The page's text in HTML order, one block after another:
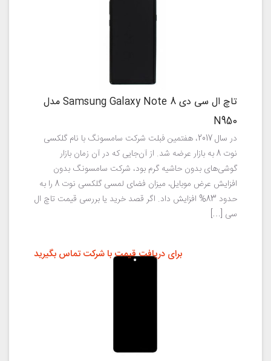
تاچ ال سی دی Samsung Galaxy Note 8 مدل
N950
در سال 2017، هفتمین فبلت شرکت سامسونگ با نام گلکسی
نوت 8 به بازار عرضه شد. از آن‌جایی که در آن زمان بازار
گوشی‌های بدون حاشیه گرم بود، شرکت سامسونگ بدون
افزایش عرض موبایل، میزان فضای لمسی گلکسی نوت 8 را به
حدود 83% افزایش داد. اگر قصد خرید یا بررسی قیمت تاچ ال
سی […]
برای دریافت قیمت با شرکت تماس بگیرید